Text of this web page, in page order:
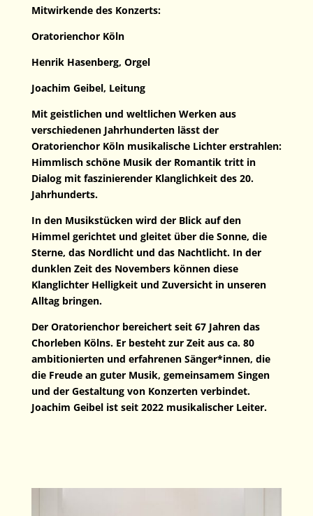
Mitwirkende des Konzerts:
Oratorienchor Köln
Henrik Hasenberg, Orgel
Joachim Geibel, Leitung
Mit geistlichen und weltlichen Werken aus
verschiedenen Jahrhunderten lässt der
Oratorienchor Köln musikalische Lichter erstrahlen:
Himmlisch schöne Musik der Romantik tritt in
Dialog mit faszinierender Klanglichkeit des 20.
Jahrhunderts.
In den Musikstücken wird der Blick auf den
Himmel gerichtet und gleitet über die Sonne, die
Sterne, das Nordlicht und das Nachtlicht. In der
dunklen Zeit des Novembers können diese
Klanglichter Helligkeit und Zuversicht in unseren
Alltag bringen.
Der Oratorienchor bereichert seit 67 Jahren das
Chorleben Kölns. Er besteht zur Zeit aus ca. 80
ambitionierten und erfahrenen Sänger*innen, die
die Freude an guter Musik, gemeinsamem Singen
und der Gestaltung von Konzerten verbindet.
Joachim Geibel ist seit 2022 musikalischer Leiter.